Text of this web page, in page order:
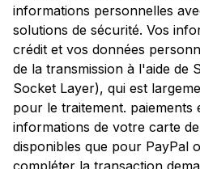
informations personnelles
solutions de sécurité. Vos
crédit et vos données
de la transmission à l'aide de
Socket Layer), qui est
pour le traitement. paiements
informations de votre carte
disponibles que pour PayPal
compléter la transaction